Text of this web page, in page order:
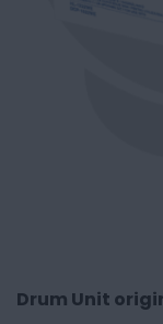
Drum Unit